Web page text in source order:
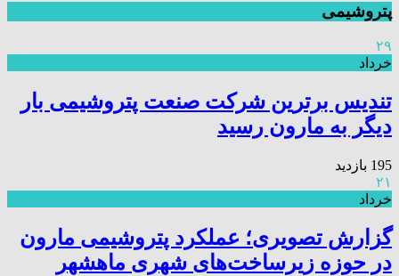
پتروشیمی
۲۹
خرداد
تندیس برترین شرکت صنعت پتروشیمی بار
دیگر به مارون رسید
195 بازدید
۲۱
خرداد
گزارش تصویری؛ عملکرد پتروشیمی مارون
در حوزه زیرساخت‌های شهری ماهشهر